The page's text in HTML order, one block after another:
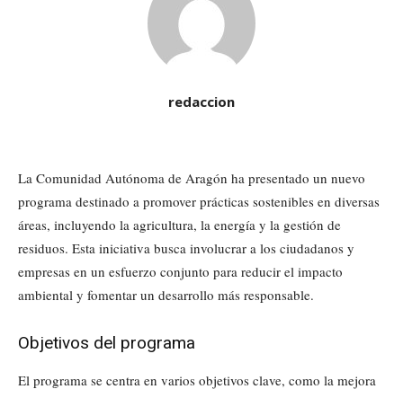
redaccion
La Comunidad Autónoma de Aragón ha presentado un nuevo
programa destinado a promover prácticas sostenibles en diversas
áreas, incluyendo la agricultura, la energía y la gestión de
residuos. Esta iniciativa busca involucrar a los ciudadanos y
empresas en un esfuerzo conjunto para reducir el impacto
ambiental y fomentar un desarrollo más responsable.
Objetivos del programa
El programa se centra en varios objetivos clave, como la mejora